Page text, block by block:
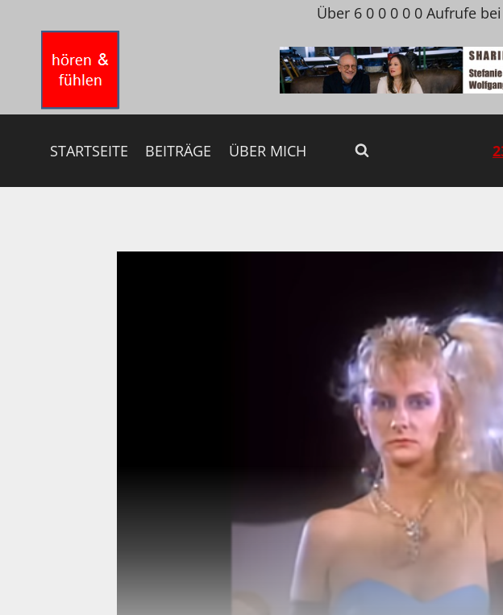
springen
Über 6 0 0 0 0 0 Aufrufe
STARTSEITE BEITRÄGE ÜBER MICH